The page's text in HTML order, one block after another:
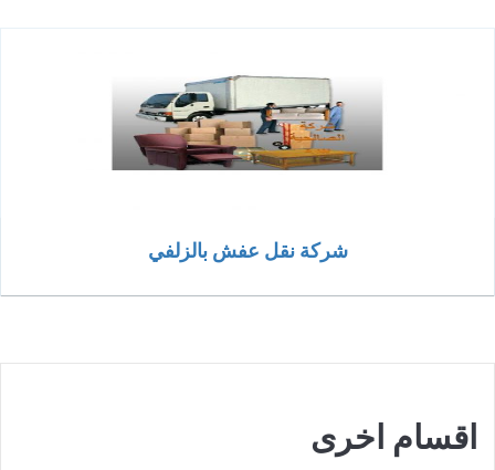
شركة نقل عفش بالزلفي
اقسام اخرى